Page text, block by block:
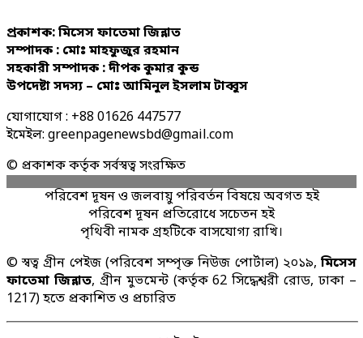
প্রকাশক: মিসেস ফাতেমা জিন্নাত
সম্পাদক : মোঃ মাহফুজুর রহমান
সহকারী সম্পাদক : দীপক কুমার কুন্ড
উপদেষ্টা সদস্য – মোঃ আমিনুল ইসলাম টাব্বুস
যোগাযোগ : +88 01626 447577
ইমেইল: greenpagenewsbd@gmail.com
© প্রকাশক কর্তৃক সর্বস্বত্ব সংরক্ষিত
পরিবেশ দূষন ও জলবায়ু পরিবর্তন বিষয়ে অবগত হই
পরিবেশ দূষন প্রতিরোধে সচেতন হই
পৃথিবী নামক গ্রহটিকে বাসযোগ্য রাখি।
© স্বত্ব গ্রীন পেইজ (পরিবেশ সম্পৃক্ত নিউজ পোর্টাল) ২০১৯, মিসেস
ফাতেমা জিন্নাত, গ্রীন মুভমেন্ট (কর্তৃক 62 সিদ্ধেশ্বরী রোড, ঢাকা –
1217) হতে প্রকাশিত ও প্রচারিত